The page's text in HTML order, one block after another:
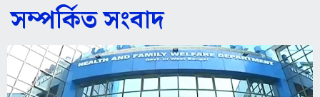
সম্পর্কিত সংবাদ